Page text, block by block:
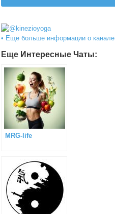
• Еще больше информации о канале
Еще Интересные Чаты:
MRG-life